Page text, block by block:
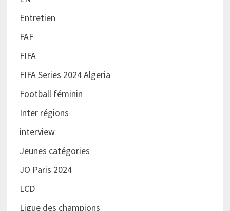
Entretien
FAF
FIFA
FIFA Series 2024 Algeria
Football féminin
Inter régions
interview
Jeunes catégories
JO Paris 2024
LCD
Ligue des champions